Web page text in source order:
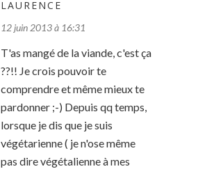
LAURENCE
12 juin 2013 à 16:31
T'as mangé de la viande, c'est ça
??!! Je crois pouvoir te
comprendre et même mieux te
pardonner ;-) Depuis qq temps,
lorsque je dis que je suis
végétarienne ( je n'ose même
pas dire végétalienne à mes